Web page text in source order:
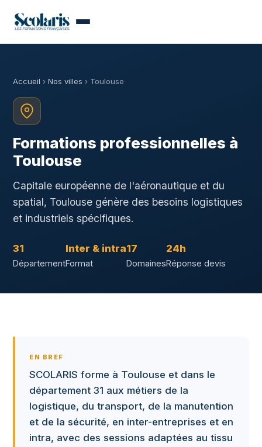
Accueil › Nos villes › Toulouse
Formations professionnelles à
Toulouse
Capitale européenne de l'aéronautique et du
spatial, Toulouse génère des besoins logistiques
et industriels spécifiques.
31
Département
Inter & intra
Format
17
Domaines
24h
Réponse devis
EN BREF
SCOLARIS forme à Toulouse et dans le
département 31 aux métiers de la
logistique, du transport, de la manutention
et de la sécurité, en inter-entreprises et en
intra, avec des sessions adaptées au tissu